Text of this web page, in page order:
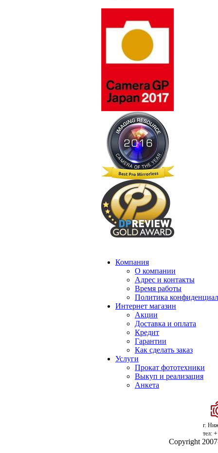
Компания
О компании
Адрес и контакты
Время работы
Политика
Интернет магазин
Акции
Доставка и оплата
Кредит
Гарантии
Как сделать заказ
Услуги
Прокат фототехники
Выкуп и реализация
Анкета
г.
тел:
Copyright